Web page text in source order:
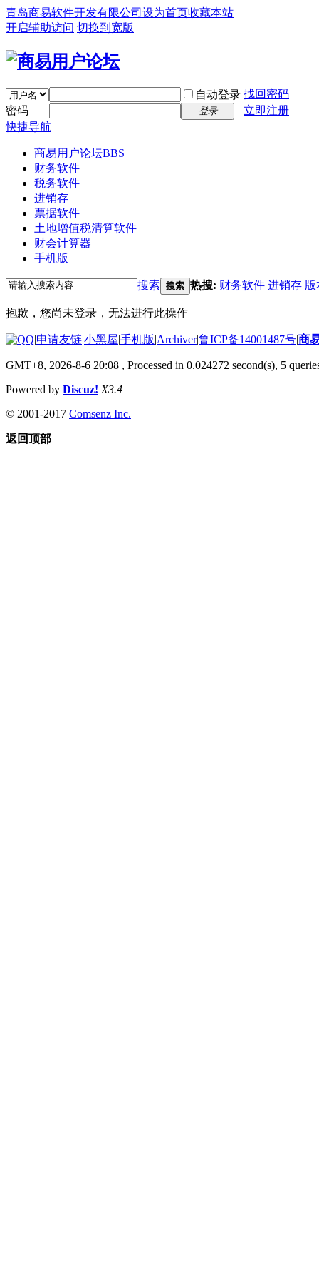
青岛商易软件开发有限公司 设为首页收藏本站
开启辅助访问 切换到宽版
自动登录 找回密码
密码
登录
立即注册
快捷导航
商易用户论坛BBS
财务软件
税务软件
进销存
票据软件
土地增值税清算软件
财会计算器
手机版
搜索 搜索 热搜: 财务软件 进销存 版
抱歉，您尚未登录，无法进行此操作
|申请友链|小黑屋|手机版|Archiver|鲁ICP备14001487号|商
GMT+8, 2026-8-6 20:08 , Processed in 0.024272 second(s), 5
Powered by Discuz! X3.4
© 2001-2017 Comsenz Inc.
返回顶部